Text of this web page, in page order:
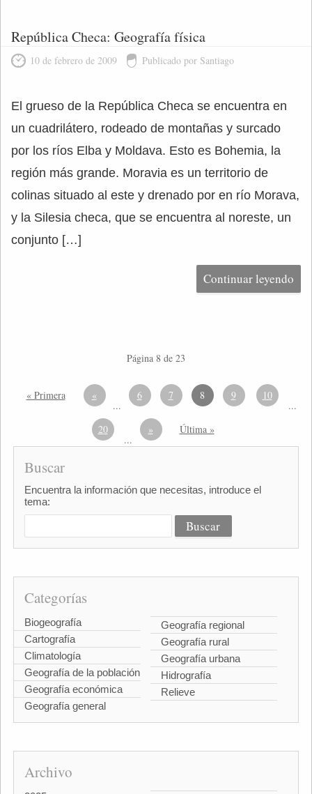
República Checa: Geografía física
10 de febrero de 2009 Publicado por Santiago
El grueso de la República Checa se encuentra en
un cuadrilátero, rodeado de montañas y surcado
por los ríos Elba y Moldava. Esto es Bohemia, la
región más grande. Moravia es un territorio de
colinas situado al este y drenado por en río Morava,
y la Silesia checa, que se encuentra al noreste, un
conjunto […]
Continuar leyendo
Página 8 de 23
« Primera «
...
6 7 8 9 10
...
20
...
» Última »
Buscar
Encuentra la información que necesitas, introduce el
tema:
Categorías
Biogeografía
Cartografía
Climatología
Geografía de la población
Geografía económica
Geografía general
Geografía regional
Geografía rural
Geografía urbana
Hidrografía
Relieve
Archivo